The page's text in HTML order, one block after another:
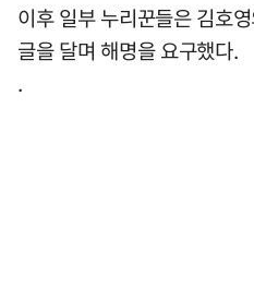
이후 일부 누리꾼들은 김호
글을 달며 해명을 요구했다.
.